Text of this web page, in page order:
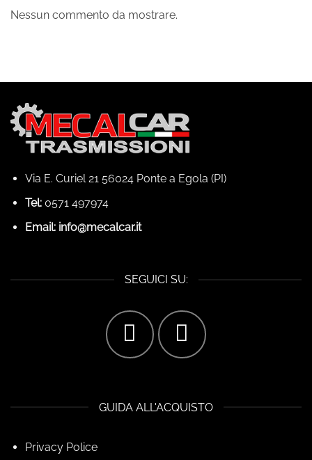
Nessun commento da mostrare.
Via E. Curiel 21 56024 Ponte a Egola (PI)
Tel:0571 497974
Email: info@mecalcar.it
SEGUICI SU:
GUIDA ALL'ACQUISTO
Privacy Police